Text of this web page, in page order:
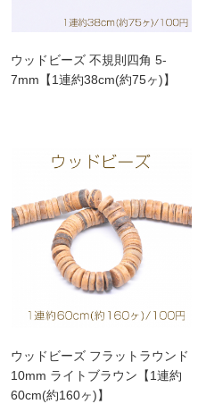
ウッドビーズ 不規則四角 5-
7mm【1連約38cm(約75ヶ)】
ウッドビーズ フラットラウンド
10mm ライトブラウン【1連約
60cm(約160ヶ)】